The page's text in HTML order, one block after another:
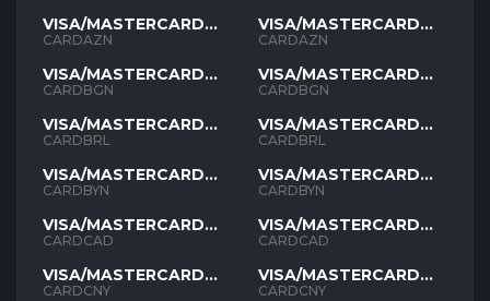
VISA/MASTERCARD
AZN
CARDAZN
VISA/MASTERCARD
BGN
CARDBGN
VISA/MASTERCARD
BRL
CARDBRL
VISA/MASTERCARD
BYN
CARDBYN
VISA/MASTERCARD
CAD
CARDCAD
VISA/MASTERCARD
CNY
CARDCNY
VISA/MASTERCARD
AZN
CARDAZN
VISA/MASTERCARD
BGN
CARDBGN
VISA/MASTERCARD
BRL
CARDBRL
VISA/MASTERCARD
BYN
CARDBYN
VISA/MASTERCARD
CAD
CARDCAD
VISA/MASTERCARD
CNY
CARDCNY